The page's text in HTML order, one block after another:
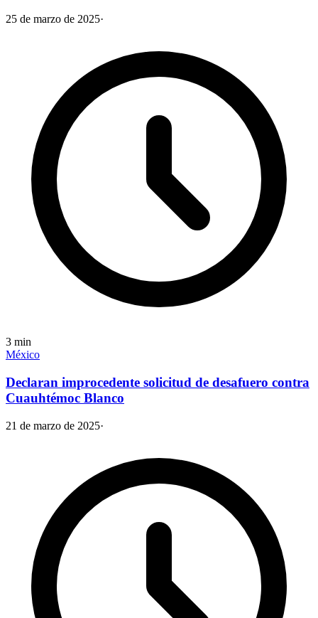
25 de marzo de 2025·
3 min
México
Declaran improcedente solicitud de desafuero contra
Cuauhtémoc Blanco
21 de marzo de 2025·